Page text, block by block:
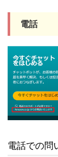
電話
電話での問